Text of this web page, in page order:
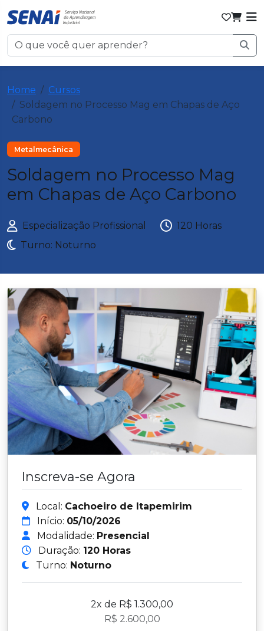
Home
Cursos
Soldagem no Processo Mag em Chapas de Aço
Carbono
Metalmecânica
Soldagem no Processo Mag
em Chapas de Aço Carbono
Especialização Profissional
120 Horas
Turno: Noturno
Inscreva-se Agora
Local: Cachoeiro de Itapemirim
Início: 05/10/2026
Modalidade: Presencial
Duração: 120 Horas
Turno: Noturno
2x de R$ 1.300,00
R$ 2.600,00